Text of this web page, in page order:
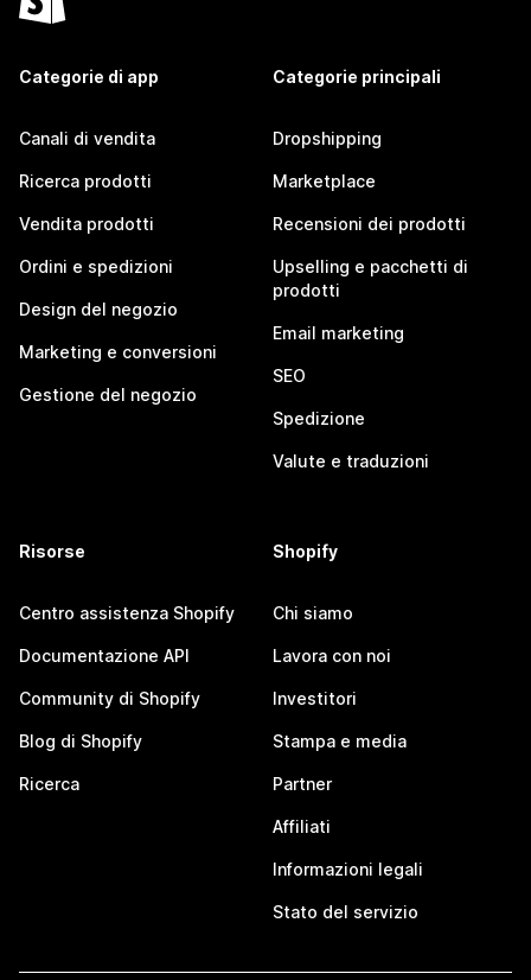
Categorie di app
Canali di vendita
Ricerca prodotti
Vendita prodotti
Ordini e spedizioni
Design del negozio
Marketing e conversioni
Gestione del negozio
Categorie principali
Dropshipping
Marketplace
Recensioni dei prodotti
Upselling e pacchetti di
prodotti
Email marketing
SEO
Spedizione
Valute e traduzioni
Risorse
Centro assistenza Shopify
Documentazione API
Community di Shopify
Blog di Shopify
Ricerca
Shopify
Chi siamo
Lavora con noi
Investitori
Stampa e media
Partner
Affiliati
Informazioni legali
Stato del servizio